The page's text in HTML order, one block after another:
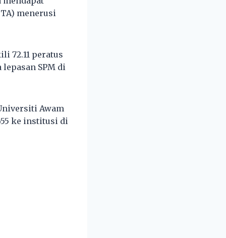
menerusi
72.11 peratus
SPM di
Awam
ke institusi di